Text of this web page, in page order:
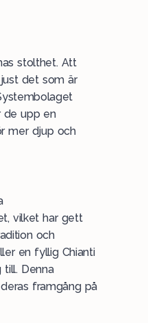
stolthet. Att
det som är
de upp en
mer djup och
vilket har gett
och
en fyllig Chianti
Denna
framgång på